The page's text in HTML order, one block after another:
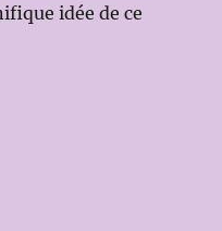
idée de ce